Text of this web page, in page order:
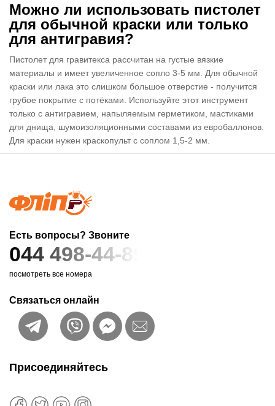
Можно ли использовать пистолет
для обычной краски или только
для антигравия?
Пистолет для гравитекса рассчитан на густые вязкие
материалы и имеет увеличенное сопло 3-5 мм. Для обычной
краски или лака это слишком большое отверстие - получится
грубое покрытие с потёками. Используйте этот инструмент
только с антигравием, напыляемым герметиком, мастиками
для днища, шумоизоляционными составами из евробаллонов.
Для краски нужен краскопульт с соплом 1,5-2 мм.
Есть вопросы? Звоните
044 498-44-89
посмотреть все номера
Связаться онлайн
Присоединяйтесь